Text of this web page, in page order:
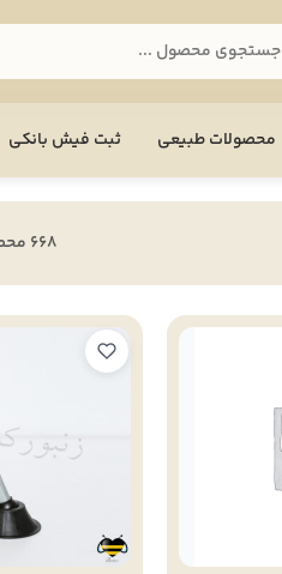
محصولات طبیعی ثبت فیش بانکی
668 محصول